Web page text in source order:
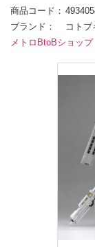
商品コード
ブランド
コトブ
メトロBtoBショップ